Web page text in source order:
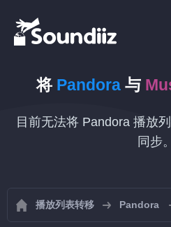
将 Pandora 与
目前无法将 Pandora 播放
同步。
播放列表转移 Pandora